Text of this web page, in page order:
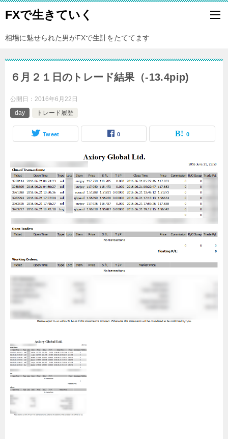
FXで生きていく
相場に魅せられた男がFXで生計をたててます
６月２１日のトレード結果（-13.4pip)
公開日： 2016年6月22日
day
トレード履歴
Tweet 0 0